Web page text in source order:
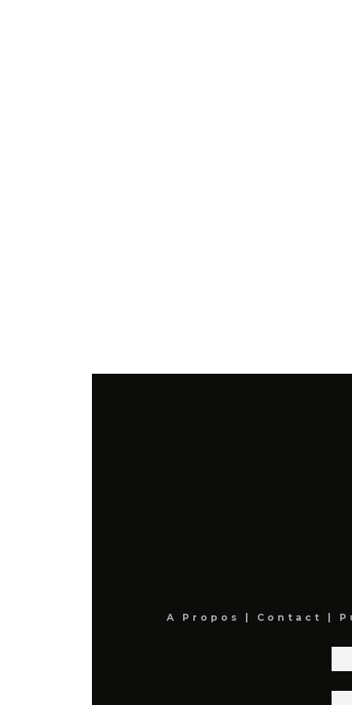
A Propos Contact